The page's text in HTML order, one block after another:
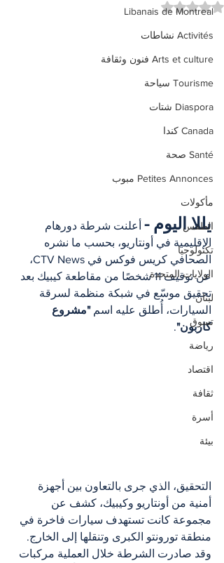
Libanais de Montreal
Activités نشاطات
Arts et culture فنون وثقافة
Tourisme سياحة
Diaspora شتات
Canada كندا
Santé صحة
Petites Annonces مبوب
مأكولات
الطقس
تكنولوجيا
الولايات المتحدة
لبنان
تسوق
رياضة
اقتصاد
ثقافة
أسرة
بيئة
تم التقييم بـ ليس رقمًا من أصل 5 نجوم.
يللا اليوم - أعلنت شرطة دورهام
الإقليمية في أونتاريو، بحسب ما نشره
الصحافي كريس فوكس في CTV News،
عن توقيف 11 شخصًا من مقاطعة كيبيك بعد
تحقيق موسّع في شبكة منظمة لسرقة
السيارات، أُطلق عليه اسم "مشروع
كاربون".
التحقيق، الذي جرى بالتعاون بين أجهزة
أمنية من أونتاريو وكيبيك، كشف عن
مجموعة كانت تستهدف سيارات فاخرة في
منطقة تورونتو الكبرى وتنقلها إلى الخارج.
وقد صادرت الشرطة خلال العملية مركبات